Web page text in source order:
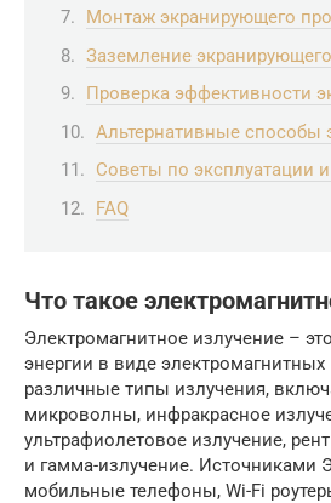
Монтаж экранирующего
Заземление
Проверка эффективности
Альтернативные способы
Советы по эксплуатации и
FAQ
Что такое
Электромагнитное излучение –
энергии в виде
различные типы излучения,
микроволны, инфракрасное
ультрафиолетовое излучение,
и гамма-излучение. Источниками
мобильные телефоны, Wi-Fi